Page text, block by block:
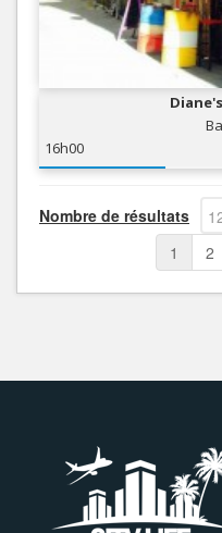
16h00
Nombre de résultats
1 2